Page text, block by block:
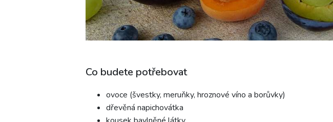
Co budete potřebovat
ovoce (švestky, meruňky, hroznové víno a borůvky)
dřevěná napichovátka